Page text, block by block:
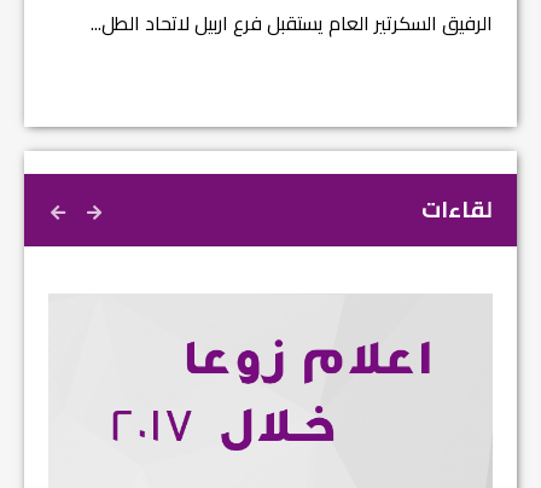
الرفيق السكرتير العام يستقبل فرع اربيل لاتحاد الطل...
لقاءات